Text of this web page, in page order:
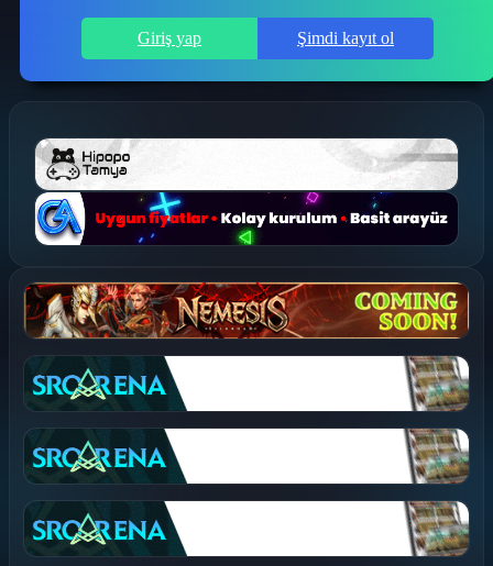
Giriş yap Şimdi kayıt ol